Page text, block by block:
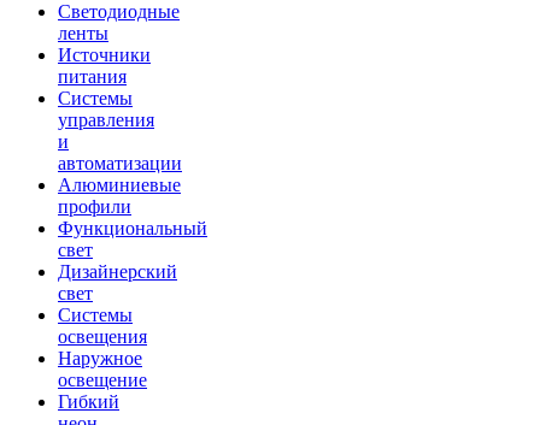
Светодиодные
ленты
Источники
питания
Системы
управления
и
автоматизации
Алюминиевые
профили
Функциональный
свет
Дизайнерский
свет
Системы
освещения
Наружное
освещение
Гибкий